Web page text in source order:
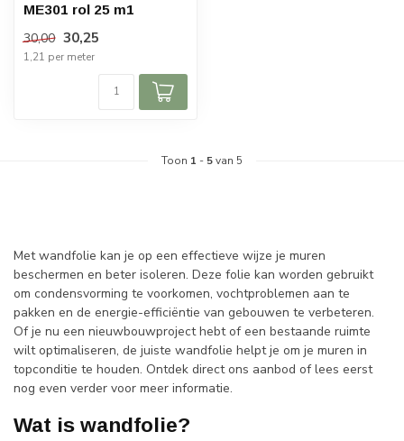
ME301 rol 25 m1
30,00 30,25
1,21 per meter
Toon 1 - 5van 5
Met wandfolie kan je op een effectieve wijze je muren
beschermen en beter isoleren. Deze folie kan worden gebruikt
om condensvorming te voorkomen, vochtproblemen aan te
pakken en de energie-efficiëntie van gebouwen te verbeteren.
Of je nu een nieuwbouwproject hebt of een bestaande ruimte
wilt optimaliseren, de juiste wandfolie helpt je om je muren in
topconditie te houden. Ontdek direct ons aanbod of lees eerst
nog even verder voor meer informatie.
Wat is wandfolie?